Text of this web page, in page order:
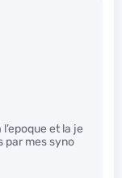
et la je
par mes syno